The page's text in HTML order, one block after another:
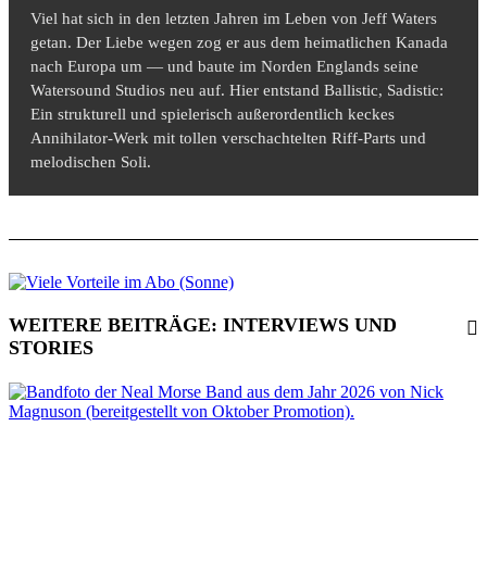
Viel hat sich in den letzten Jahren im Leben von Jeff Waters
getan. Der Liebe wegen zog er aus dem heimatlichen Kanada
nach Europa um — und baute im Norden Englands seine
Watersound Studios neu auf. Hier entstand Ballistic, Sadistic:
Ein strukturell und spielerisch außerordentlich keckes
Annihilator-Werk mit tollen verschachtelten Riff-Parts und
melodischen Soli.
WEITERE BEITRÄGE: INTERVIEWS UND
STORIES